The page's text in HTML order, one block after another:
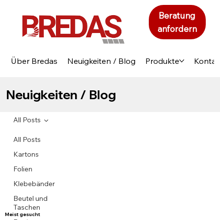
Über Bredas Neuigkeiten / Blog Produkte
Beratung
anfordern
Neuigkeiten / Blog
All Posts
Kartons
Folien
Klebebänder
Beutel und
Taschen
All Posts
Meist gesucht